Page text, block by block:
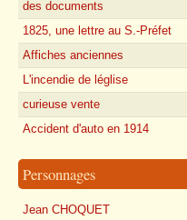
des documents
1825, une lettre au S.-Préfet
Affiches anciennes
L'incendie de léglise
curieuse vente
Accident d'auto en 1914
Personnages
Jean CHOQUET